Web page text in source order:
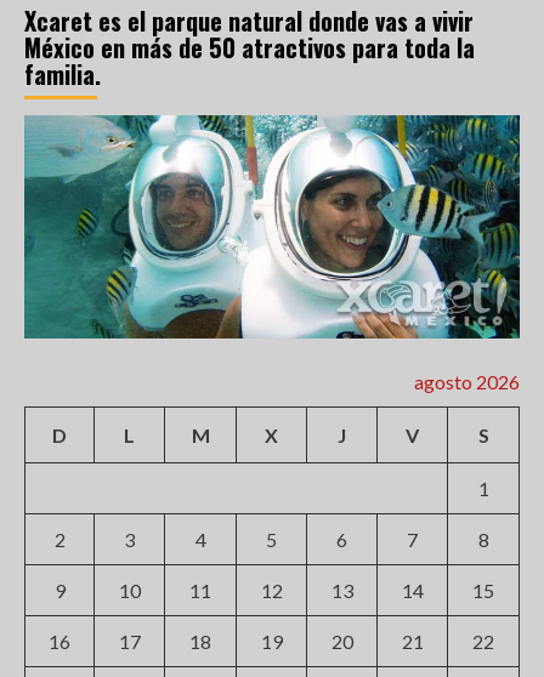
Xcaret es el parque natural donde vas a vivir
México en más de 50 atractivos para toda la
familia.
agosto 2026
D L M X J V S
1
2 3 4 5 6 7 8
9 10 11 12 13 14 15
16 17 18 19 20 21 22